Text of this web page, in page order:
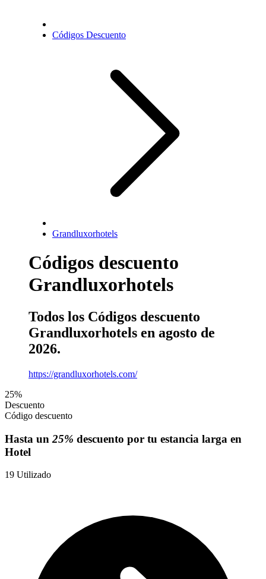
Códigos Descuento
Grandluxorhotels
Códigos descuento
Grandluxorhotels
Todos los Códigos descuento
Grandluxorhotels en agosto de
2026.
https://grandluxorhotels.com/
25%
Descuento
Código descuento
Hasta un 25% descuento por tu estancia larga en
Hotel
19 Utilizado